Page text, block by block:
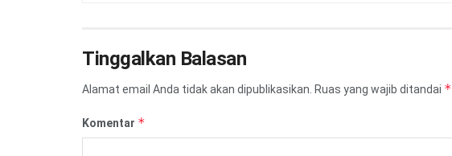
Tinggalkan Balasan
Alamat email Anda tidak akan dipublikasikan. Ruas yang wajib ditandai *
Komentar *